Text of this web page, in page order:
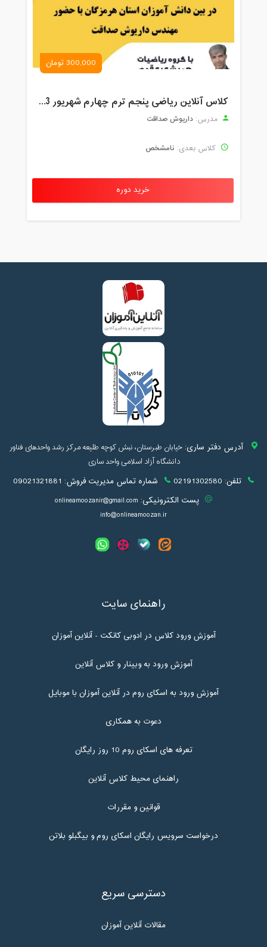
300,000 تومان
کلاس آنلاین ریاضی پنجم ترم چهارم شهریور 1403
مدرس: داریوش صداقت
کلاس بعدی: نامشخص
خرید دوره
آدرس دفتر ساری:خیابان طبرستان، نبش کوچه طلیعه مرکز رشد واحدهای فناور
دانشگاه آزاد اسلامی واحد ساری
تلفن: 02191302580 شماره تماس مدیریت فروش: 09021321881
پست الکترونیکی: onlineamoozanir@gmail.com
info@onlineamoozan.ir
راهنمای سایت
آموزش ورود کلاس در ادوبی کانکت - آنلاین آموزان
آموزش ورود به وبینار و کلاس آنلاین
آموزش ورود به اسکای روم در آنلاین آموزان با موبایل
دعوت به همکاری
تعرفه های اسکای روم 10 روز رایگان
راهنمای محیط کلاس آنلاین
قوانین و مقررات
درخواست سرویس رایگان اسکای روم و بیگبلو بلاتن
دسترسی سریع
مقالات آنلاین آموزان